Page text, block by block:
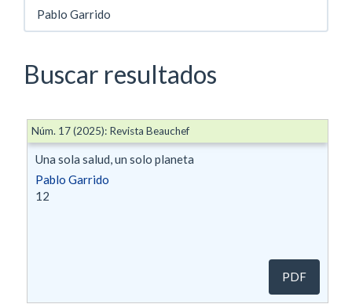
Buscar resultados
Una sola salud, un solo planeta
Pablo Garrido
12
Núm. 17 (2025): Revista Beauchef
PDF